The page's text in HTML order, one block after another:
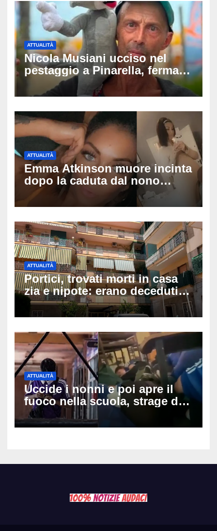
ATTUALITÀ
Nicola Musiani ucciso nel
pestaggio a Pinarella, fermati
quattro giovani: la svolta
dopo video, intercettazioni e
ATTUALITÀ
Emma Atkinson muore incinta
dopo la caduta dal nono
piano: la figlia nasce 30
minuti dopo e sta bene
ATTUALITÀ
Portici, trovati morti in casa
zia e nipote: erano deceduti
da giorni, il caldo tra le
ipotesi al vaglio
ATTUALITÀ
Uccide i nonni e poi apre il
fuoco nella scuola, strage di
insegnanti: il possibile
movente dietro il massacro in